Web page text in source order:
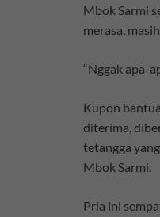
Mbok Sarmi
merasa,
“Nggak apa-
Kupon
diterima,
tetangga
Mbok Sarmi.
Pria ini